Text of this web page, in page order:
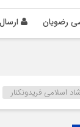
رضویان
اسلامی فریدونکنار